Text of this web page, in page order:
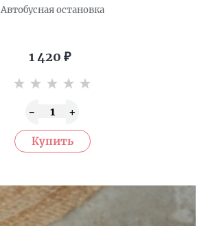
Автобусная остановка
1 420 ₽